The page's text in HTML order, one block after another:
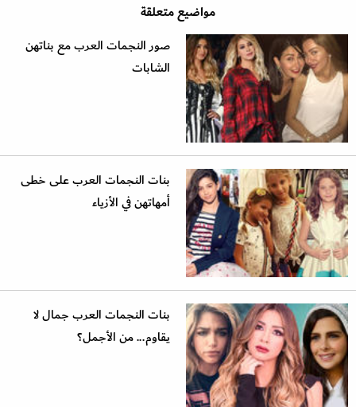
مواضيع متعلقة
صور النجمات العرب مع بناتهن
الشابات
بنات النجمات العرب على خطى
أمهاتهن في الأزياء
بنات النجمات العرب جمال لا
يقاوم... من الأجمل؟